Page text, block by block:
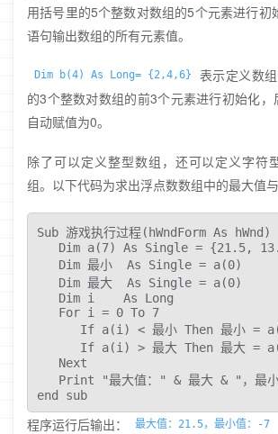
用括号里的5个整数对数组的5个元素进行初
语句输出数组的所有元素值。
Dim b(4) As Long= {2,4,6}
表示定义数
的3个整数对数组的前3个元素进行初始化，
自动赋值为0。
除了可以定义整型数组，还可以定义字符
组。以下代码为求出浮点数数组中的最大值与
Sub 游戏执行过程(hWndForm As hWnd)
Dim a(7) As Single = {21.5,
   Dim 最小  As Single = a(0)
   Dim 最大  As Single = a(0)
   Dim i    As Long
   For i = 0 To 7
If a(i) < 最小 Then 最小 =
If a(i) > 最大 Then 最大 =
   Next
Print "最大值：" & 最大 & "，最
end sub
程序运行后输出： 最大值：21.5，最小值：-7